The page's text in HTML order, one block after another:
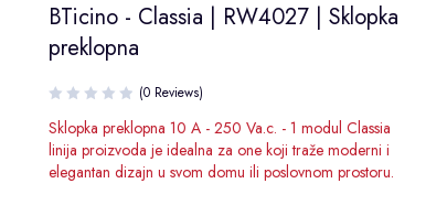
BTicino - Classia | RW4027 | Sklopka
preklopna
(0 Reviews)
Sklopka preklopna 10 A - 250 Va.c. - 1 modul Classia
linija proizvoda je idealna za one koji traže moderni i
elegantan dizajn u svom domu ili poslovnom prostoru.